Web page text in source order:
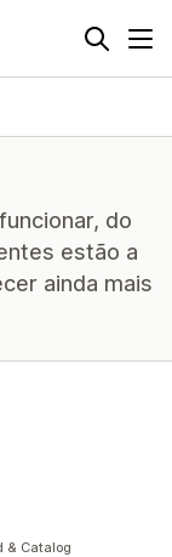
do
estão a
ainda mais
& Catalog